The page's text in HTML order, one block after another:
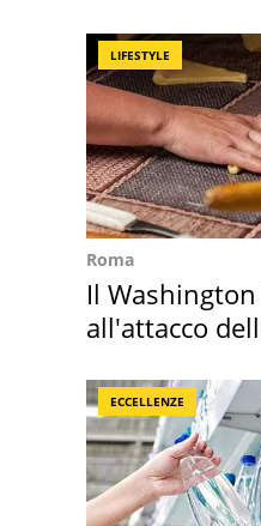
LIFESTYLE
Roma
Il
all'attacco
ECCELLENZE